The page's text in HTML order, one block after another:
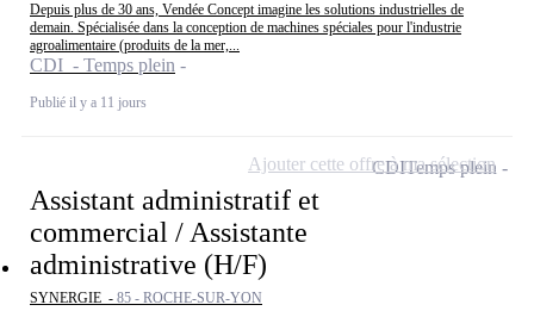
Depuis plus de 30 ans, Vendée Concept imagine les solutions industrielles de
demain. Spécialisée dans la conception de machines spéciales pour l'industrie
agroalimentaire (produits de la mer,...
CDI - Temps plein
Publié il y a 11 jours
Assistant administratif et
commercial / Assistante
administrative (H/F)
SYNERGIE - 85 - ROCHE-SUR-YON
CDITemps plein
Ajouter cette offre à ma sélection